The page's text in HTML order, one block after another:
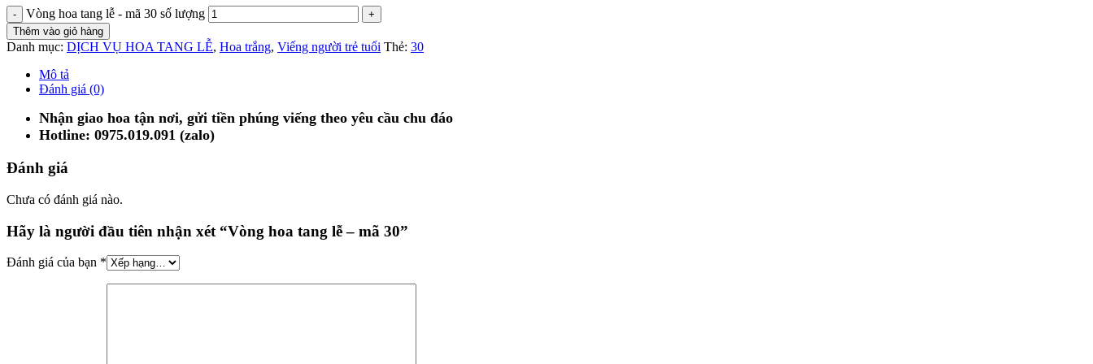
Vòng hoa tang lễ - mã 30 số lượng
Thêm vào giỏ hàng
Danh mục: DỊCH VỤ HOA TANG LỄ, Hoa trắng, Viếng người trẻ tuổi Thẻ: 30
Mô tả
Đánh giá (0)
Nhận giao hoa tận nơi, gửi tiền phúng viếng theo yêu cầu chu đáo
Hotline: 0975.019.091 (zalo)
Đánh giá
Chưa có đánh giá nào.
Hãy là người đầu tiên nhận xét “Vòng hoa tang lễ – mã 30”
Đánh giá của bạn *